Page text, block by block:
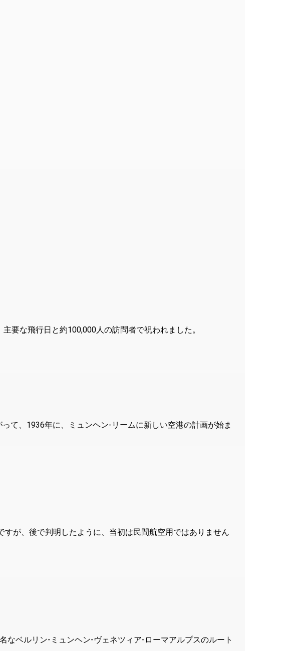
要な飛行日と約100,000人の訪問者で祝われました。
て、1936年に、ミュンヘン-リームに新しい空港の計画が始ま
が、後で判明したように、当初は民間航空用ではありません
ベルリン-ミュンヘン-ヴェネツィア-ローマアルプスのルート